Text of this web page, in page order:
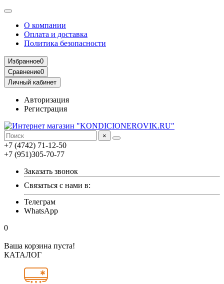
О компании
Оплата и доставка
Политика безопасности
Избранное0
Сравнение0
Личный кабинет
Авторизация
Регистрация
×
+7 (4742) 71-12-50
+7 (951)305-70-77
Заказать звонок
Связаться с нами в:
Телеграм
WhatsApp
0
Ваша корзина пуста!
КАТАЛОГ